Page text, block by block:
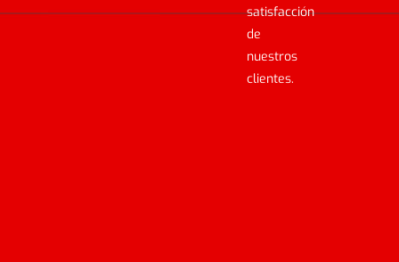
satisfacción
de
nuestros
clientes.